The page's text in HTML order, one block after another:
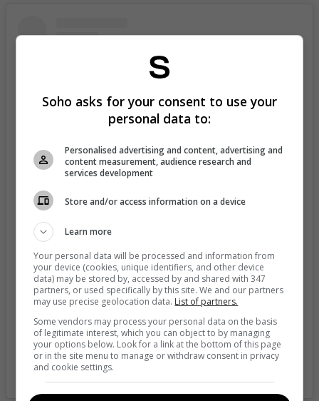
View this post on Instagram
A post shared by Esperanza Gomez (@soyesperanzagomez)
Soho asks for your consent to use your
personal data to:
Personalised advertising and content, advertising and
content measurement, audience research and
services development
Store and/or access information on a device
Learn more
Your personal data will be processed and information from
your device (cookies, unique identifiers, and other device
data) may be stored by, accessed by and shared with 347
partners, or used specifically by this site. We and our partners
may use precise geolocation data. List of partners.
Some vendors may process your personal data on the basis
of legitimate interest, which you can object to by managing
your options below. Look for a link at the bottom of this page
or in the site menu to manage or withdraw consent in privacy
and cookie settings.